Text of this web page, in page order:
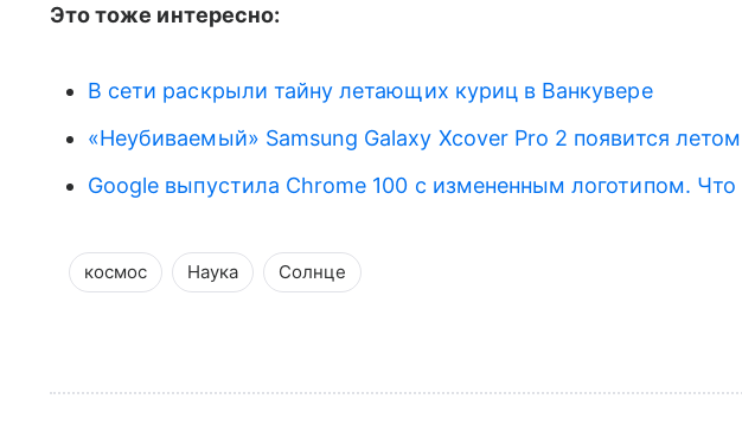
Это тоже интересно:
В сети раскрыли тайну летающих куриц в Ванкувере
«Неубиваемый» Samsung Galaxy Xcover Pro 2 появится летом
Google выпустила Chrome 100 с измененным логотипом. Что
космос Наука Солнце